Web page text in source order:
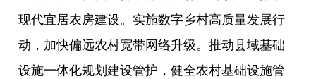
现代宜居农房建设。实施数字乡村高质量发展行
动，加快偏远农村宽带网络升级。推动县域基础
设施一体化规划建设管护，健全农村基础设施管